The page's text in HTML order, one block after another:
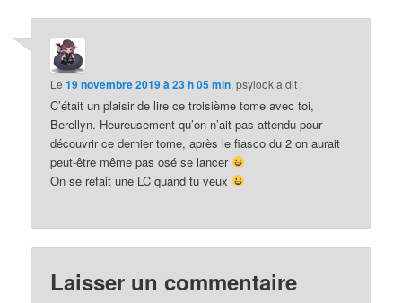
Le19 novembre 2019 à 23 h 05 min,psylooka dit :
C’était un plaisir de lire ce troisième tome avec toi,
Berellyn. Heureusement qu’on n’ait pas attendu pour
découvrir ce dernier tome, après le fiasco du 2 on aurait
peut-être même pas osé se lancer
On se refait une LC quand tu veux
Laisser un commentaire